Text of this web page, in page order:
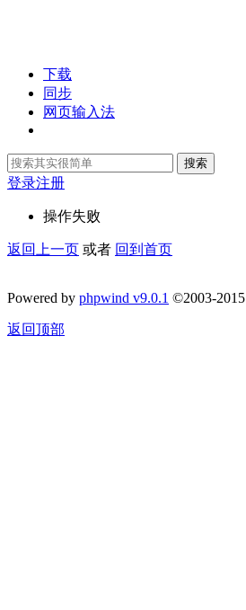
下载
同步
网页输入法
搜索
登录注册
操作失败
返回上一页 或者 回到首页
Powered by phpwind v9.0.1 ©2003-2015
返回顶部